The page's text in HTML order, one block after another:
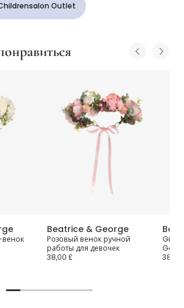
Outlet
Beatrice & George
Розовый венок ручной
работы для девочек
38,00 £
Girls
38,00